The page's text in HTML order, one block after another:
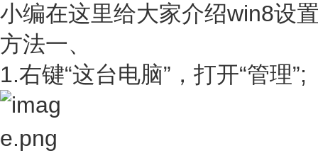
小编在这里给大家介绍win8设
方法一、
1.右键“这台电脑”，打开“管理”;